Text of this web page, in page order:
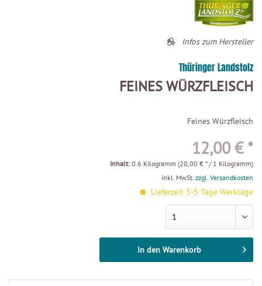
Infos zum Hersteller
Thüringer Landstolz
FEINES WÜRZFLEISCH
Feines Würzfleisch
12,00 € *
Inhalt: 0.6 Kilogramm (20,00 € * / 1 Kilogramm)
inkl. MwSt. zzgl. Versandkosten
Lieferzeit 3-5 Tage Werktage
In den Warenkorb